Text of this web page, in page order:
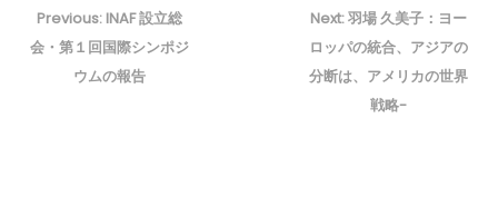
ナ
Previous: Previous
post:
INAF 設立総
会・第１回国際シンポジ
ウムの報告
Next:Next
post:
羽場 久美子：ヨー
ロッパの統合、アジアの
分断は、アメリカの世界
戦略-